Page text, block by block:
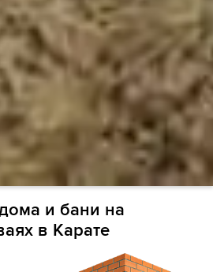
и бани на
в Карате